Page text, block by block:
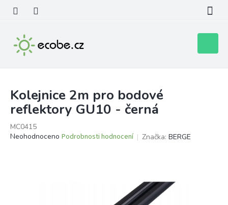
obsah
košík
Kolejnice 2m pro bodové
reflektory GU10 - černá
MC0415
Průměrné
Neohodnoceno Podrobnosti hodnocení Značka: BERGE